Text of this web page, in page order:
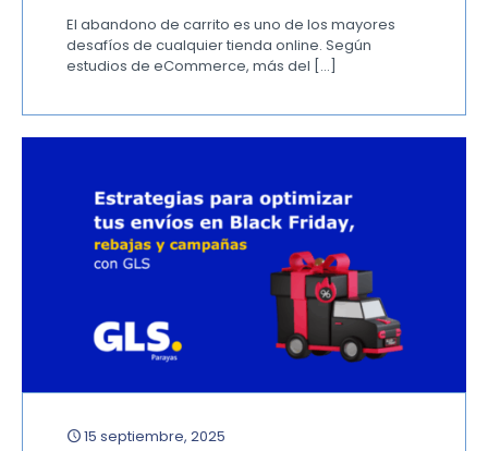
El abandono de carrito es uno de los mayores
desafíos de cualquier tienda online. Según
estudios de eCommerce, más del […]
15 septiembre, 2025